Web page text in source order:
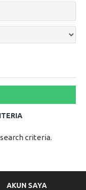
criteria.
AKUN SAYA